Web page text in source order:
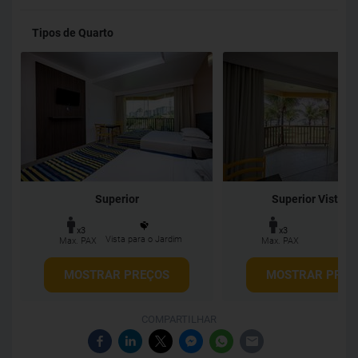
Tipos de Quarto
Superior
x3
Max. PAX
Vista para o Jardim
MOSTRAR PREÇOS
Superior Vista
x3
Max. PAX
MOSTRAR